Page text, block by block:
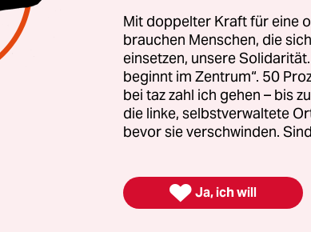
Alminaza hat die Tote gesegnet,
und Freunde nacheinander mit
sich unter Tränen von der Toten
ebenfalls mit der Aufschrift
ihrem Bild darauf. Bei der
selbst die Leiche in ein Protestshirt
Mit doppelter Kraft für eine
brauchen Menschen, die
einsetzen, unsere
beginnt im Zentrum“. 50
bei taz zahl ich gehen – bis
die linke, selbstverwaltete
bevor sie verschwinden.
 Ja, ich will